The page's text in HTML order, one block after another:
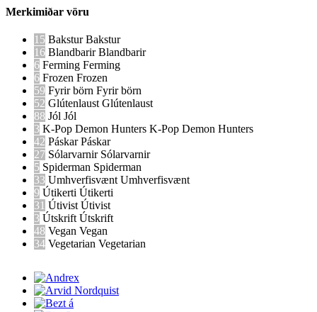
Merkimiðar vöru
15 BaksturBakstur
16 BlandbarirBlandbarir
6 Ferming Ferming
6 Frozen Frozen
59 Fyrir börn Fyrir börn
52 Glútenlaust Glútenlaust
88 Jól Jól
3 K-Pop Demon Hunters K-Pop Demon Hunters
42 PáskarPáskar
27 Sólarvarnir Sólarvarnir
5 Spiderman Spiderman
33 Umhverfisvænt Umhverfisvænt
9 Útikerti Útikerti
31 Útivist Útivist
3 Útskrift Útskrift
48 Vegan Vegan
34 Vegetarian Vegetarian